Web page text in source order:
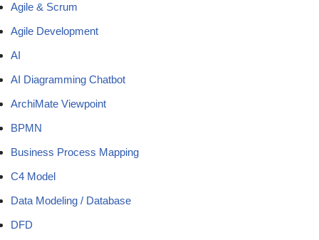
Agile & Scrum
Agile Development
AI
AI Diagramming Chatbot
ArchiMate Viewpoint
BPMN
Business Process Mapping
C4 Model
Data Modeling / Database
DFD